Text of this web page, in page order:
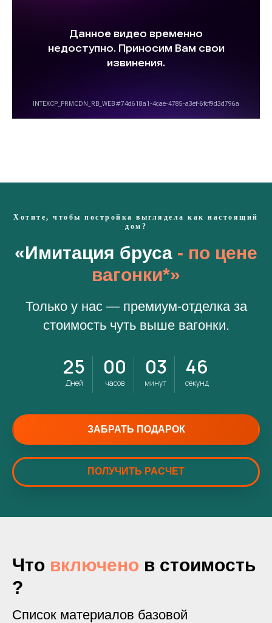
Хотите, чтобы постройка выглядела как настоящий
дом?
«Имитация бруса - по цене
вагонки*»
Только у нас — премиум-отделка за
стоимость чуть выше вагонки.
25
Дней
00
часов
03
минут
44
секунд
ЗАБРАТЬ ПОДАРОК
ПОЛУЧИТЬ РАСЧЕТ
Что включено в стоимость
?
Список материалов базовой